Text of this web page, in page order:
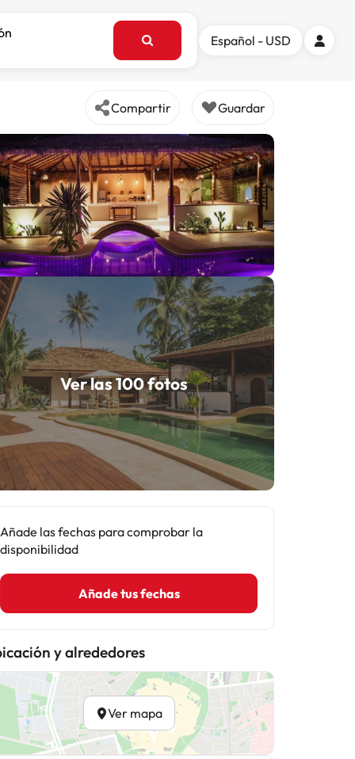
Español - USD
Compartir Guardar
Ver las 100 fotos
Añade las fechas para comprobar la
disponibilidad
Añade tus fechas
y alrededores
Ver mapa